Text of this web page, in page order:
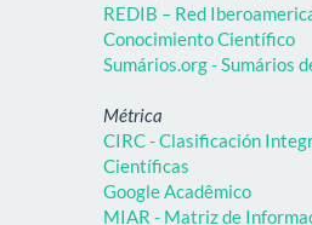
REDIB – Red
Conocimiento Científico
Sumários.org - Sumários
Métrica
CIRC - Clasificación
Científicas
Google Acadêmico
MIAR - Matriz de